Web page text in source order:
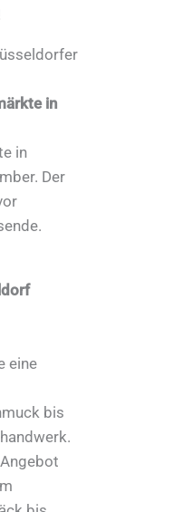
in
in
Der
eine
bis